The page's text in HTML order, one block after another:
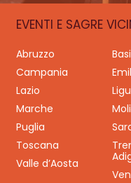
EVENTI E SAGRE
Abruzzo
Campania
Lazio
Marche
Puglia
Toscana
Valle d’Aosta